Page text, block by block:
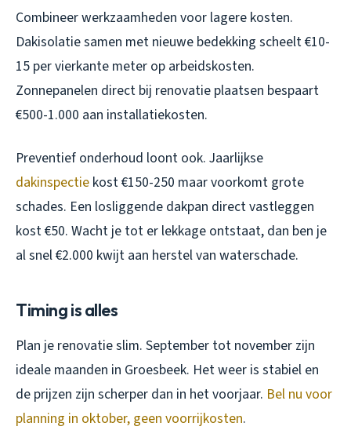
Combineer werkzaamheden voor lagere kosten.
Dakisolatie samen met nieuwe bedekking scheelt €10-
15 per vierkante meter op arbeidskosten.
Zonnepanelen direct bij renovatie plaatsen bespaart
€500-1.000 aan installatiekosten.
Preventief onderhoud loont ook. Jaarlijkse
dakinspectie kost €150-250 maar voorkomt grote
schades. Een losliggende dakpan direct vastleggen
kost €50. Wacht je tot er lekkage ontstaat, dan ben je
al snel €2.000 kwijt aan herstel van waterschade.
Timing is alles
Plan je renovatie slim. September tot november zijn
ideale maanden in Groesbeek. Het weer is stabiel en
de prijzen zijn scherper dan in het voorjaar. Bel nu voor
planning in oktober, geen voorrijkosten.